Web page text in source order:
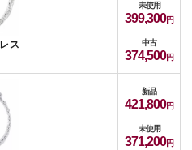
ス
未使用
399,300
中古
374,500
新品
421,800
未使用
371,200